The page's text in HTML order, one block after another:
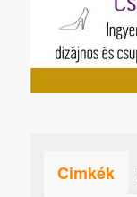
Cimkék